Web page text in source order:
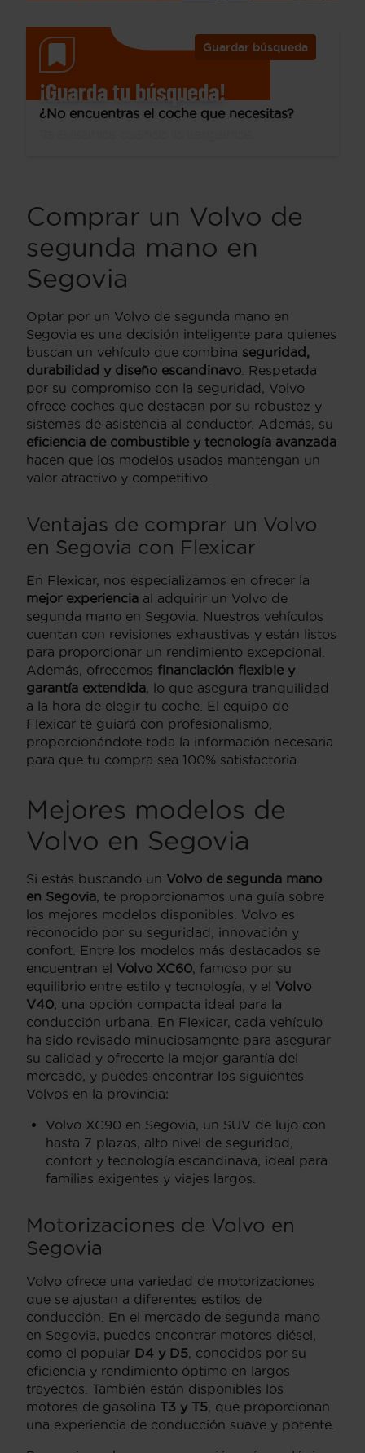
Guardar búsqueda
¡Guarda tu búsqueda!
¿No encuentras el coche que necesitas?
Comprar un Volvo de
segunda mano en
Segovia
Optar por un Volvo de segunda mano en
Segovia es una decisión inteligente para quienes
buscan un vehículo que combina seguridad,
durabilidad y diseño escandinavo . Respetada
por su compromiso con la seguridad, Volvo
ofrece coches que destacan por su robustez y
sistemas de asistencia al conductor. Además, su
eficiencia de combustible y tecnología avanzada
hacen que los modelos usados mantengan un
valor atractivo y competitivo.
Ventajas de comprar un Volvo
en Segovia con Flexicar
En Flexicar, nos especializamos en ofrecer la
mejor experiencia al adquirir un Volvo de
segunda mano en Segovia. Nuestros vehículos
cuentan con revisiones exhaustivas y están listos
para proporcionar un rendimiento excepcional.
Además, ofrecemos financiación flexible y
garantía extendida, lo que asegura tranquilidad
a la hora de elegir tu coche. El equipo de
Flexicar te guiará con profesionalismo,
proporcionándote toda la información necesaria
para que tu compra sea 100% satisfactoria.
Mejores modelos de
Volvo en Segovia
Si estás buscando un Volvo de segunda mano
en Segovia, te proporcionamos una guía sobre
los mejores modelos disponibles. Volvo es
reconocido por su seguridad, innovación y
confort. Entre los modelos más destacados se
encuentran el Volvo XC60, famoso por su
equilibrio entre estilo y tecnología, y el Volvo
V40, una opción compacta ideal para la
conducción urbana. En Flexicar, cada vehículo
ha sido revisado minuciosamente para asegurar
su calidad y ofrecerte la mejor garantía del
mercado, y puedes encontrar los siguientes
Volvos en la provincia:
Volvo XC90 en Segovia, un SUV de lujo con
hasta 7 plazas, alto nivel de seguridad,
confort y tecnología escandinava, ideal para
familias exigentes y viajes largos.
Motorizaciones de Volvo en
Segovia
Volvo ofrece una variedad de motorizaciones
que se ajustan a diferentes estilos de
conducción. En el mercado de segunda mano
en Segovia, puedes encontrar motores diésel,
como el popular D4 y D5, conocidos por su
eficiencia y rendimiento óptimo en largos
trayectos. También están disponibles los
motores de gasolina T3 y T5, que proporcionan
una experiencia de conducción suave y potente.